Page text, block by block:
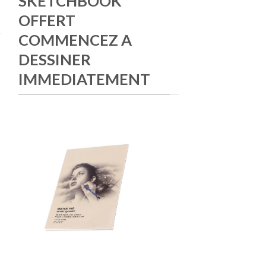
OFFERT
COMMENCEZ A
DESSINER
IMMEDIATEMENT